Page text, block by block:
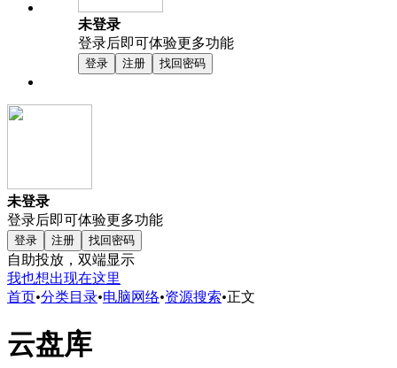
未登录
登录后即可体验更多功能
登录 注册 找回密码
未登录
登录后即可体验更多功能
登录 注册 找回密码
自助投放，双端显示
我也想出现在这里
首页•分类目录•电脑网络•资源搜索•正文
云盘库